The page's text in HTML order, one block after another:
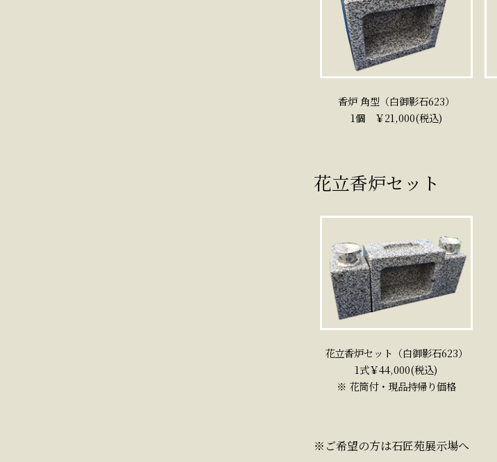
香炉 角型（白御影石623）
1個 ￥21,000(税込)
花立香炉セット
花立香炉セット（白御影石623）
1式￥44,000(税込)
※ 花筒付・現品持帰り価格
※ご希望の方は石匠苑展示場へ